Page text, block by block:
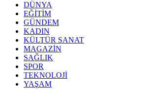
DÜNYA
EĞİTİM
GÜNDEM
KADIN
KÜLTÜR SANAT
MAGAZİN
SAĞLIK
SPOR
TEKNOLOJİ
YAŞAM